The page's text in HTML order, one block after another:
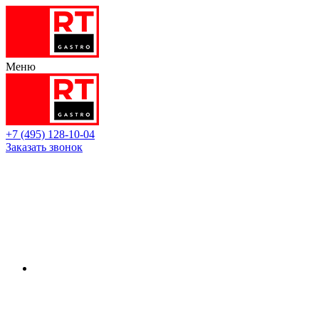
Меню
+7 (495) 128-10-04
Заказать звонок